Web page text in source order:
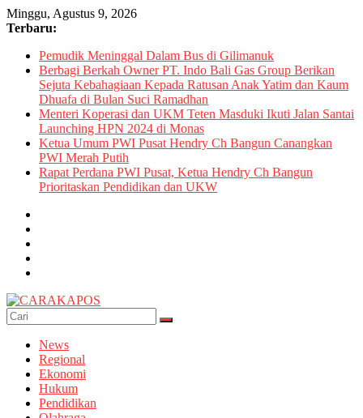
Skip
to
Minggu, Agustus 9, 2026
Terbaru:
Pemudik Meninggal Dalam Bus di Gilimanuk
Berbagi Berkah Owner PT. Indo Bali Gas Group Berikan
Sejuta Kebahagiaan Kepada Ratusan Anak Yatim dan Kaum
Dhuafa di Bulan Suci Ramadhan
Menteri Koperasi dan UKM Teten Masduki Ikuti Jalan Santai
Launching HPN 2024 di Monas
Ketua Umum PWI Pusat Hendry Ch Bangun Canangkan
PWI Merah Putih
Rapat Perdana PWI Pusat, Ketua Hendry Ch Bangun
Prioritaskan Pendidikan dan UKW
CARAKAPOS
Esensi
Sebuah
Berita
News
Regional
Ekonomi
Hukum
Pendidikan